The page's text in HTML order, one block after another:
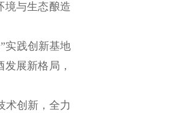
境与生态酿造
实践创新基地
展新格局，
创新，全力